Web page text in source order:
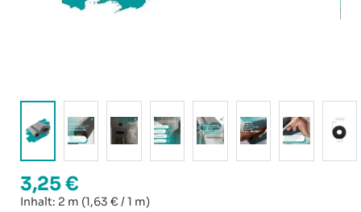
Regulärer Preis:
3,25 €
Inhalt: 2 m (1,63 € / 1 m)